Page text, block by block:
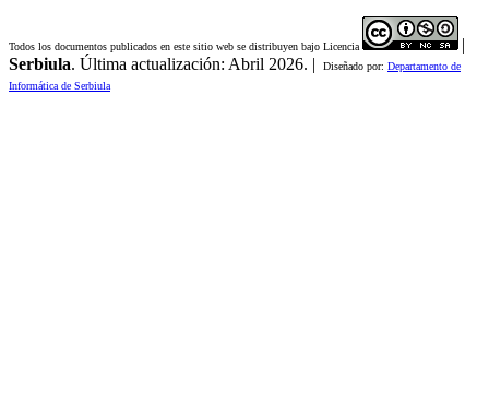
Todos los documentos publicados en este sitio web se distribuyen bajo Licencia
|
Serbiula. Última actualización: Abril 2026. | Diseñado por: Departamento de
Informática de Serbiula